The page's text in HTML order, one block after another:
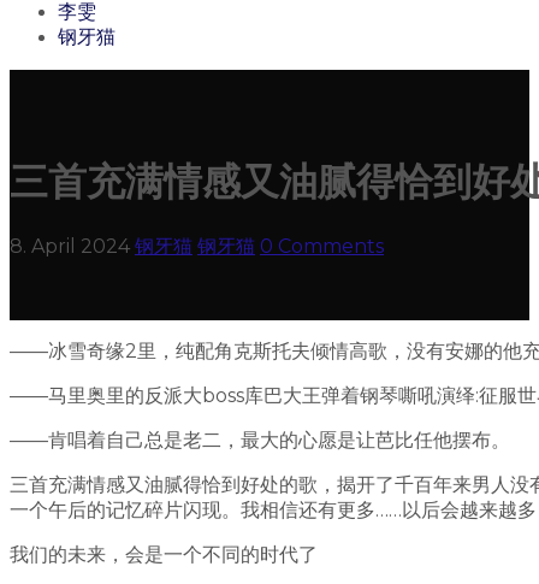
李雯
钢牙猫
三首充满情感又油腻得恰到好
8. April 2024 钢牙猫 钢牙猫 0 Comments
——冰雪奇缘2里，纯配角克斯托夫倾情高歌，没有安娜的他
——马里奥里的反派大boss库巴大王弹着钢琴嘶吼演绎:征服
——肯唱着自己总是老二，最大的心愿是让芭比任他摆布。
三首充满情感又油腻得恰到好处的歌，揭开了千百年来男人
一个午后的记忆碎片闪现。我相信还有更多……以后会越来越
我们的未来，会是一个不同的时代了